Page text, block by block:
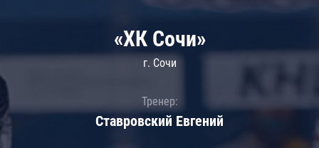
«ХК Сочи»
г. Сочи
Тренер:
Ставровский Евгений